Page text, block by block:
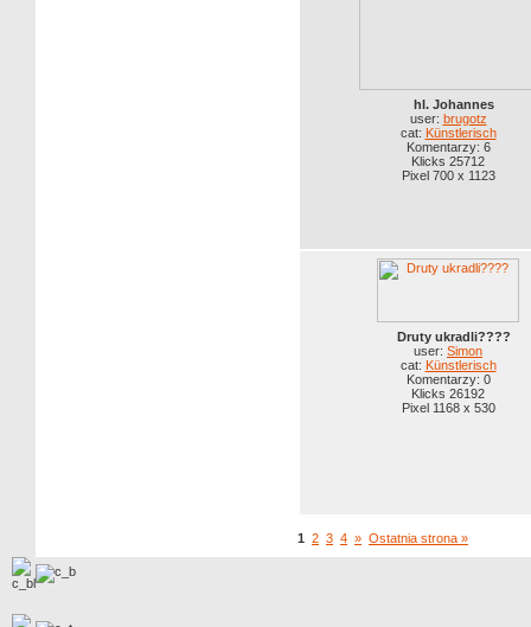
hl. Johannes
user: brugotz
cat: Künstlerisch
Komentarzy: 6
Klicks 25712
Pixel 700 x 1123
Druty ukradli????
user: Simon
cat: Künstlerisch
Komentarzy: 0
Klicks 26192
Pixel 1168 x 530
1 2 3 4 » Ostatnia strona »